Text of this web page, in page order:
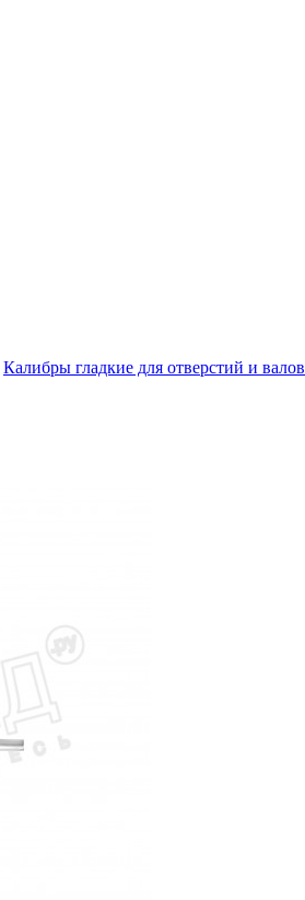
Калибры гладкие для отверстий и валов